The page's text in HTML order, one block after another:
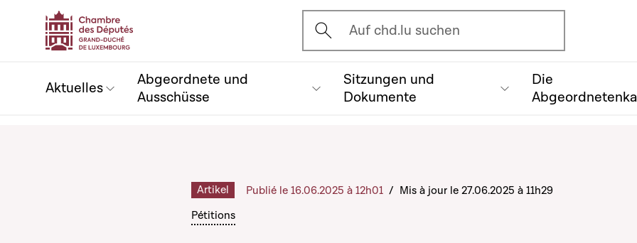
Ouvrir l'écran de recherche
Auf chd.lu suchen
Aktuelles
Abgeordnete und
Ausschüsse
Sitzungen und
Dokumente
Die
Pétitions
Artikel Publié le 16.06.2025 à 12h01 / Mis à jour le 27.06.2025 à 11h29